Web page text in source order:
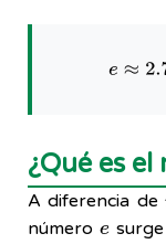
¿Qué es
A diferencia de
númeroe